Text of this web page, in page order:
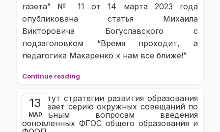
газета” № 11 от 14 марта 2023 года
опубликована статья Михаила
Викторовича Богуславского с
подзаголовком “Время проходит, а
педагогика Макаренко к нам все ближе!”
Continue reading
13
МАР
Институт стратегии развития образования
открывает серию окружных совещаний по
актуальным вопросам введения
обновленных ФГОС общего образования и